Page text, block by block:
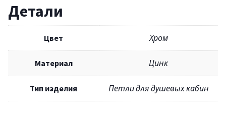
Детали
Цвет Хром
Материал Цинк
Тип изделия Петли для душевых кабин